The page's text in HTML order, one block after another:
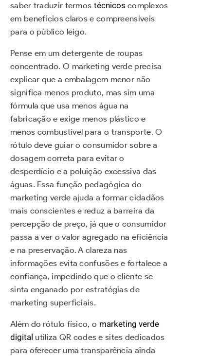
saber traduzir termos técnicos complexos
em benefícios claros e compreensíveis
para o público leigo.
Pense em um detergente de roupas
concentrado. O marketing verde precisa
explicar que a embalagem menor não
significa menos produto, mas sim uma
fórmula que usa menos água na
fabricação e exige menos plástico e
menos combustível para o transporte. O
rótulo deve guiar o consumidor sobre a
dosagem correta para evitar o
desperdício e a poluição excessiva das
águas. Essa função pedagógica do
marketing verde ajuda a formar cidadãos
mais conscientes e reduz a barreira da
percepção de preço, já que o consumidor
passa a ver o valor agregado na eficiência
e na preservação. A clareza nas
informações evita confusões e fortalece a
confiança, impedindo que o cliente se
sinta enganado por estratégias de
marketing superficiais.
Além do rótulo físico, o marketing verde
digital utiliza QR codes e sites dedicados
para oferecer uma transparência ainda